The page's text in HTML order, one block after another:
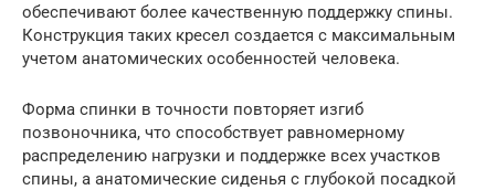
обеспечивают более качественную поддержку спины.
Конструкция таких кресел создается с максимальным
учетом анатомических особенностей человека.
Форма спинки в точности повторяет изгиб
позвоночника, что способствует равномерному
распределению нагрузки и поддержке всех участков
спины, а анатомические сиденья с глубокой посадкой